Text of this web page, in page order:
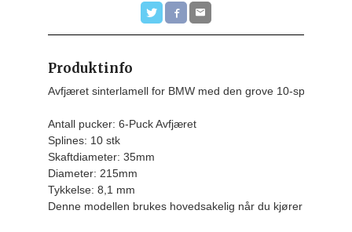
Produktinfo
Avfjæret sinterlamell for BMW med den grove 10-spline
Antall pucker: 6-Puck Avfjæret
Splines: 10 stk
Skaftdiameter: 35mm
Diameter: 215mm
Tykkelse: 8,1 mm
Denne modellen brukes hovedsakelig når du kjører med